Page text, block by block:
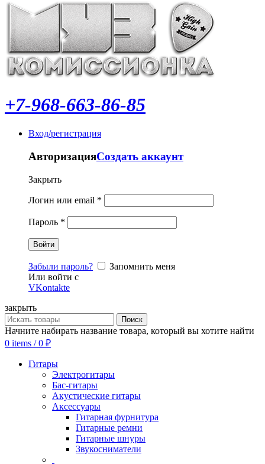
+7-968-663-86-85
Вход/регистрация
АвторизацияСоздать аккаунт
Закрыть
Логин или email *
Пароль *
Забыли пароль?
Запомнить меня
Или войти с
VKontakte
закрыть
Поиск
Начните набирать название товара, который вы хотите найти
0 items / 0 ₽
Гитары
Электрогитары
Бас-гитары
Акустические гитары
Аксессуары
Гитарная фурнитура
Гитарные ремни
Гитарные шнуры
Звукосниматели